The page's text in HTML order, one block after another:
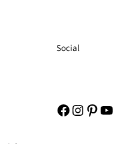
Social
Facebook
Instagram